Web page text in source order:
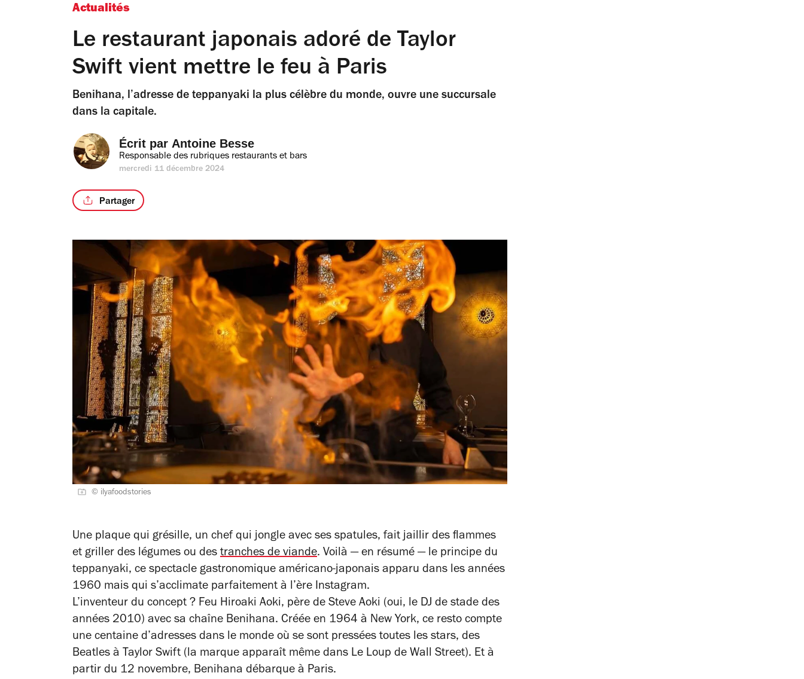
Actualités
Le restaurant japonais adoré de Taylor
Swift vient mettre le feu à Paris
Benihana, l’adresse de teppanyaki la plus célèbre du monde, ouvre une succursale
dans la capitale.
Écrit par Antoine Besse
Responsable des rubriques restaurants et bars
mercredi 11 décembre 2024
Partager
© ilyafoodstories
Une plaque qui grésille, un chef qui jongle avec ses spatules, fait jaillir des flammes
et griller des légumes ou des tranches de viande. Voilà — en résumé — le principe du
teppanyaki, ce spectacle gastronomique américano-japonais apparu dans les années
1960 mais qui s’acclimate parfaitement à l’ère Instagram.
L’inventeur du concept ? Feu Hiroaki Aoki, père de Steve Aoki (oui, le DJ de stade des
années 2010) avec sa chaîne Benihana. Créée en 1964 à New York, ce resto compte
une centaine d’adresses dans le monde où se sont pressées toutes les stars, des
Beatles à Taylor Swift (la marque apparaît même dans Le Loup de Wall Street). Et à
partir du 12 novembre, Benihana débarque à Paris.